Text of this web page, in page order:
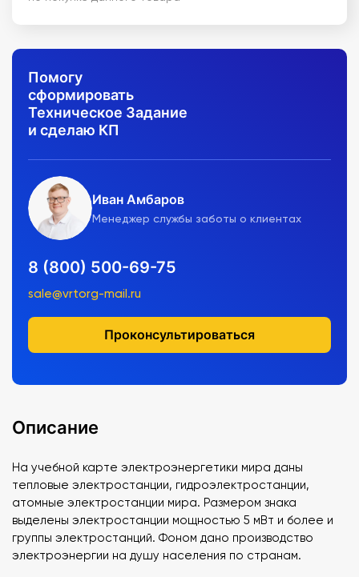
Помогу
сформировать
Техническое Задание
и сделаю КП
Иван Амбаров
Менеджер службы заботы о клиентах
8 (800) 500-69-75
sale@vrtorg-mail.ru
Проконсультироваться
Описание
На учебной карте электроэнергетики мира даны
тепловые электростанции, гидроэлектростанции,
атомные электростанции мира. Размером знака
выделены электростанции мощностью 5 мВт и более и
группы электростанций. Фоном дано производство
электроэнергии на душу населения по странам.